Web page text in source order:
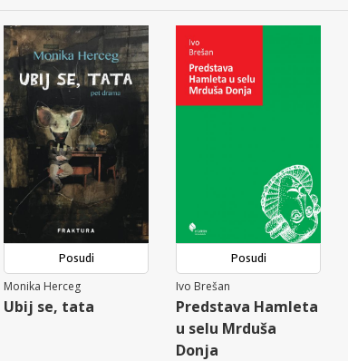
Posudi
Monika Herceg
Ubij se, tata
Posudi
Ivo Brešan
Predstava Hamleta
u selu Mrduša
Donja